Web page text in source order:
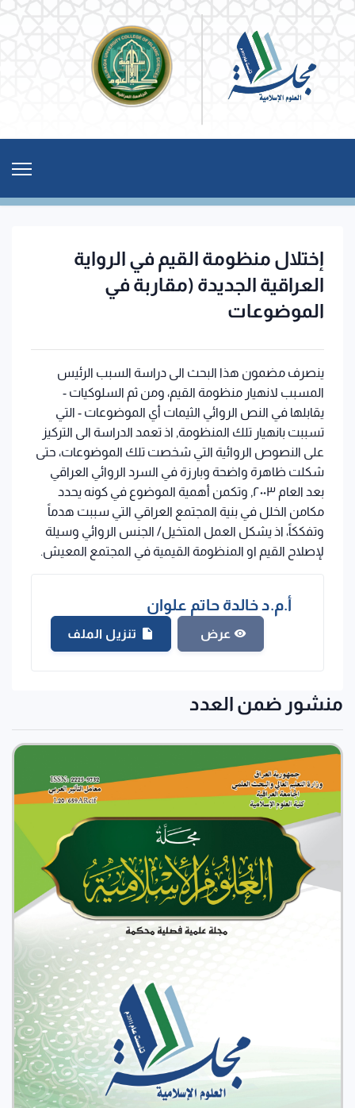
إختلال منظومة القيم في الرواية
العراقية الجديدة (مقاربة في
الموضوعات
ينصرف مضمون هذا البحث الى دراسة السبب الرئيس
المسبب لانهيار منظومة القيم، ومن ثم السلوكيات -
يقابلها في النص الروائي الثيمات أي الموضوعات - التي
تسببت بانهيار تلك المنظومة, اذ تعمد الدراسة الى التركيز
على النصوص الروائية التي شخصت تلك الموضوعات، حتى
شكلت ظاهرة واضحة وبارزة في السرد الروائي العراقي
بعد العام ٢٠٠٣, وتكمن أهمية الموضوع في كونه يحدد
مكامن الخلل في بنية المجتمع العراقي التي سببت هدماً
وتفككاً، اذ يشكل العمل المتخيل/ الجنس الروائي وسيلة
لإصلاح القيم او المنظومة القيمية في المجتمع المعيش.
أ.م.د خالدة حاتم علوان
عرض تنزيل الملف
منشور ضمن العدد